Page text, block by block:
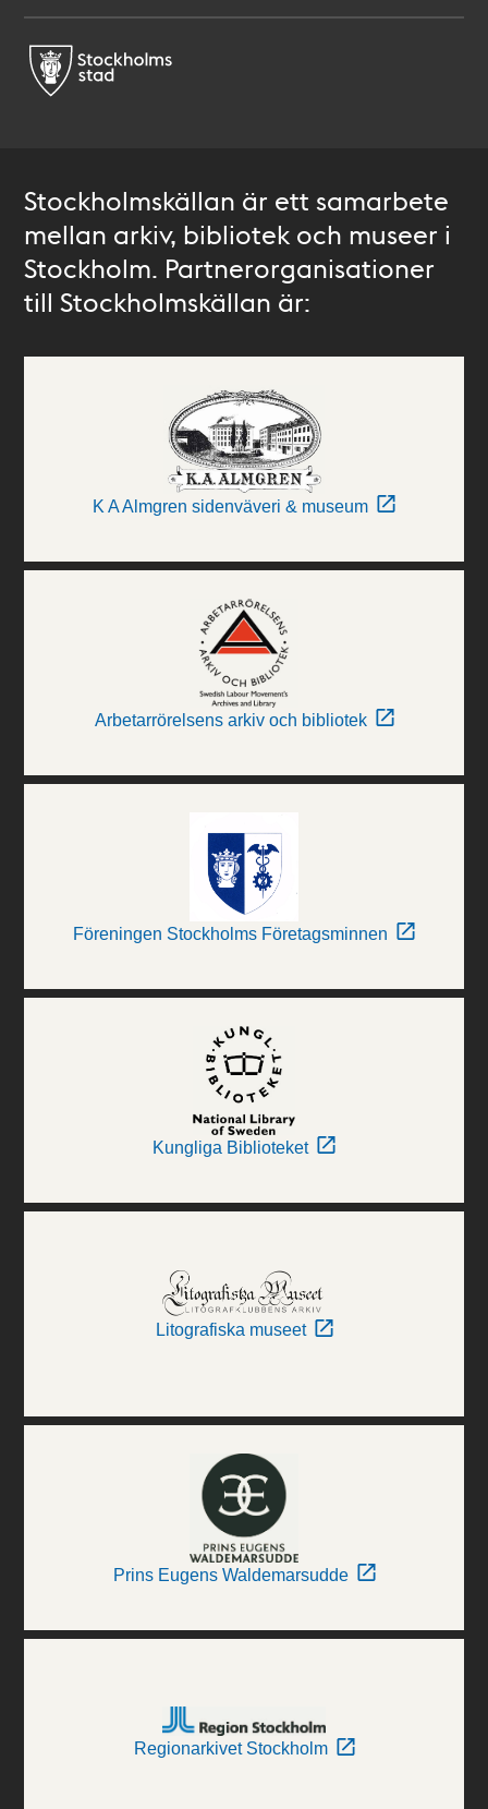
Stockholmskällan är ett samarbete
mellan arkiv, bibliotek och museer i
Stockholm. Partnerorganisationer
till Stockholmskällan är:
K A Almgren sidenväveri & museum
Arbetarrörelsens arkiv och bibliotek
Föreningen Stockholms Företagsminnen
Kungliga Biblioteket
Litografiska museet
Prins Eugens Waldemarsudde
Regionarkivet Stockholm